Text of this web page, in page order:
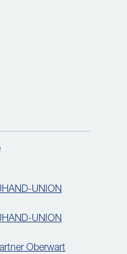
UNION
UNION
Oberwart